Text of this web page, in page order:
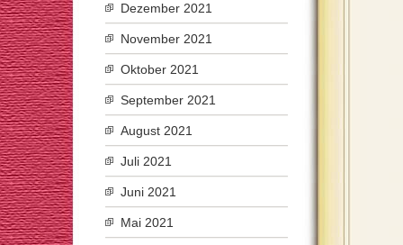
Dezember 2021
November 2021
Oktober 2021
September 2021
August 2021
Juli 2021
Juni 2021
Mai 2021